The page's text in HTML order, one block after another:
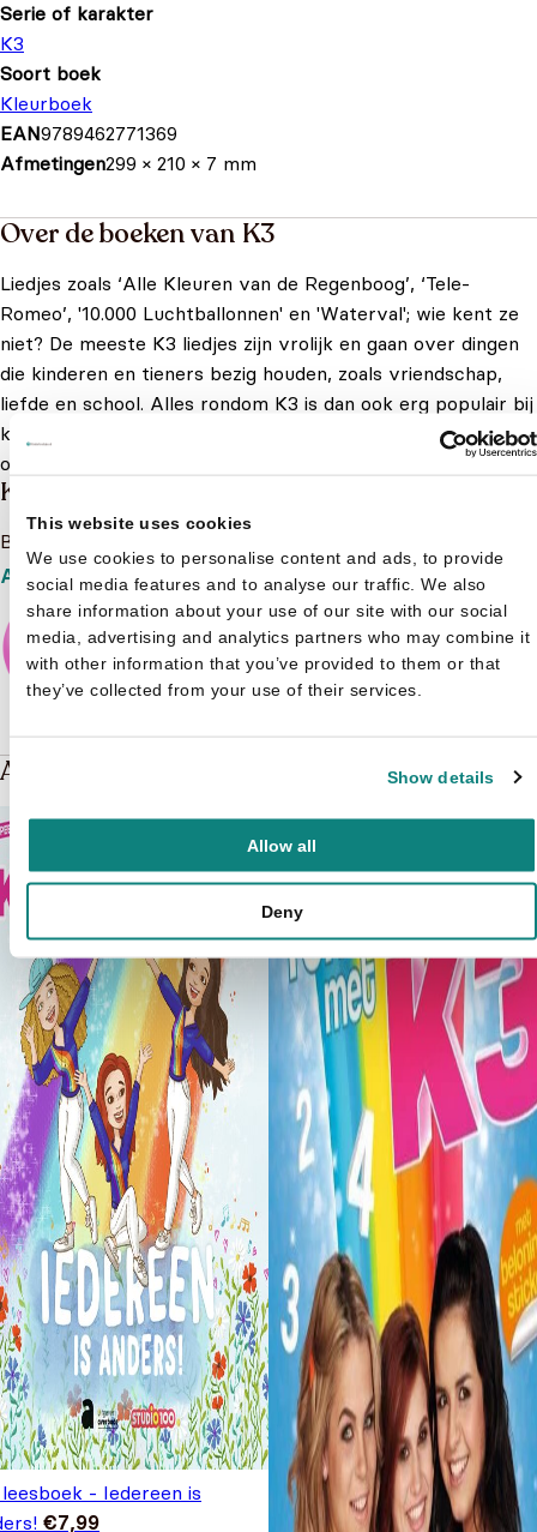
This website uses cookies
We use cookies to personalise content and ads, to provide
social media features and to analyse our traffic. We also
share information about your use of our site with our social
media, advertising and analytics partners who may combine it
with other information that you’ve provided to them or that
they’ve collected from your use of their services.
Show details
Allow all
Deny
Serie of karakter
K3
Soort boek
Kleurboek
EAN9789462771369
Afmetingen299 × 210 × 7 mm
Over de boeken van K3
Liedjes zoals ‘Alle Kleuren van de Regenboog’, ‘Tele-
Romeo’, '10.000 Luchtballonnen' en 'Waterval'; wie kent ze
niet? De meeste K3 liedjes zijn vrolijk en gaan over dingen
die kinderen en tieners bezig houden, zoals vriendschap,
liefde en school. Alles rondom K3 is dan ook erg populair bij
kinderen, waaronder natuurlijk ook K3 boeken. Bestel ze nu
online!
K3
Bekijk het boeken aanbod van K3
Aanbod
Andere boeken over K3
- Iedereen is
€7,99